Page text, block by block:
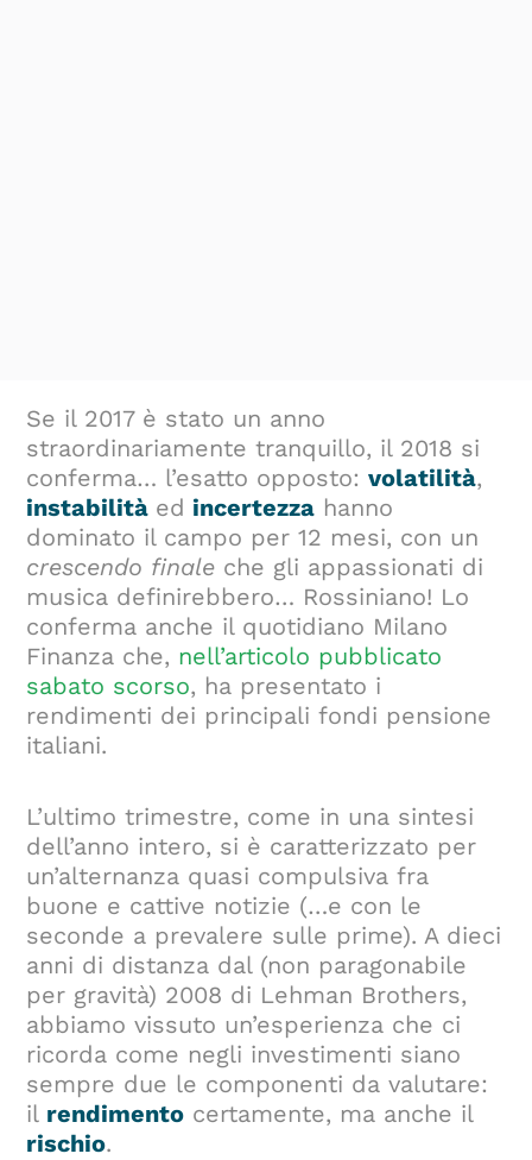
Se il 2017 è stato un anno
straordinariamente tranquillo, il 2018 si
conferma… l’esatto opposto:volatilità,
instabilità ed incertezza hanno
dominato il campo per 12 mesi, con un
crescendo finale che gli appassionati di
musica definirebbero… Rossiniano! Lo
conferma anche il quotidiano Milano
Finanza che, nell’articolo pubblicato
sabato scorso, ha presentato i
rendimenti dei principali fondi pensione
italiani.
L’ultimo trimestre, come in una sintesi
dell’anno intero, si è caratterizzato per
un’alternanza quasi compulsiva fra
buone e cattive notizie (…e con le
seconde a prevalere sulle prime). A dieci
anni di distanza dal (non paragonabile
per gravità) 2008 di Lehman Brothers,
abbiamo vissuto un’esperienza che ci
ricorda come negli investimenti siano
sempre due le componenti da valutare:
il rendimento certamente, ma anche il
rischio.